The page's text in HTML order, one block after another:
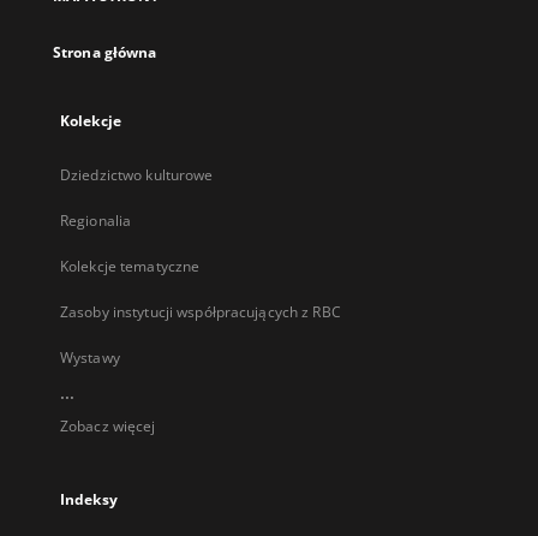
Strona główna
Kolekcje
Dziedzictwo kulturowe
Regionalia
Kolekcje tematyczne
Zasoby instytucji współpracujących z RBC
Wystawy
...
Zobacz więcej
Indeksy